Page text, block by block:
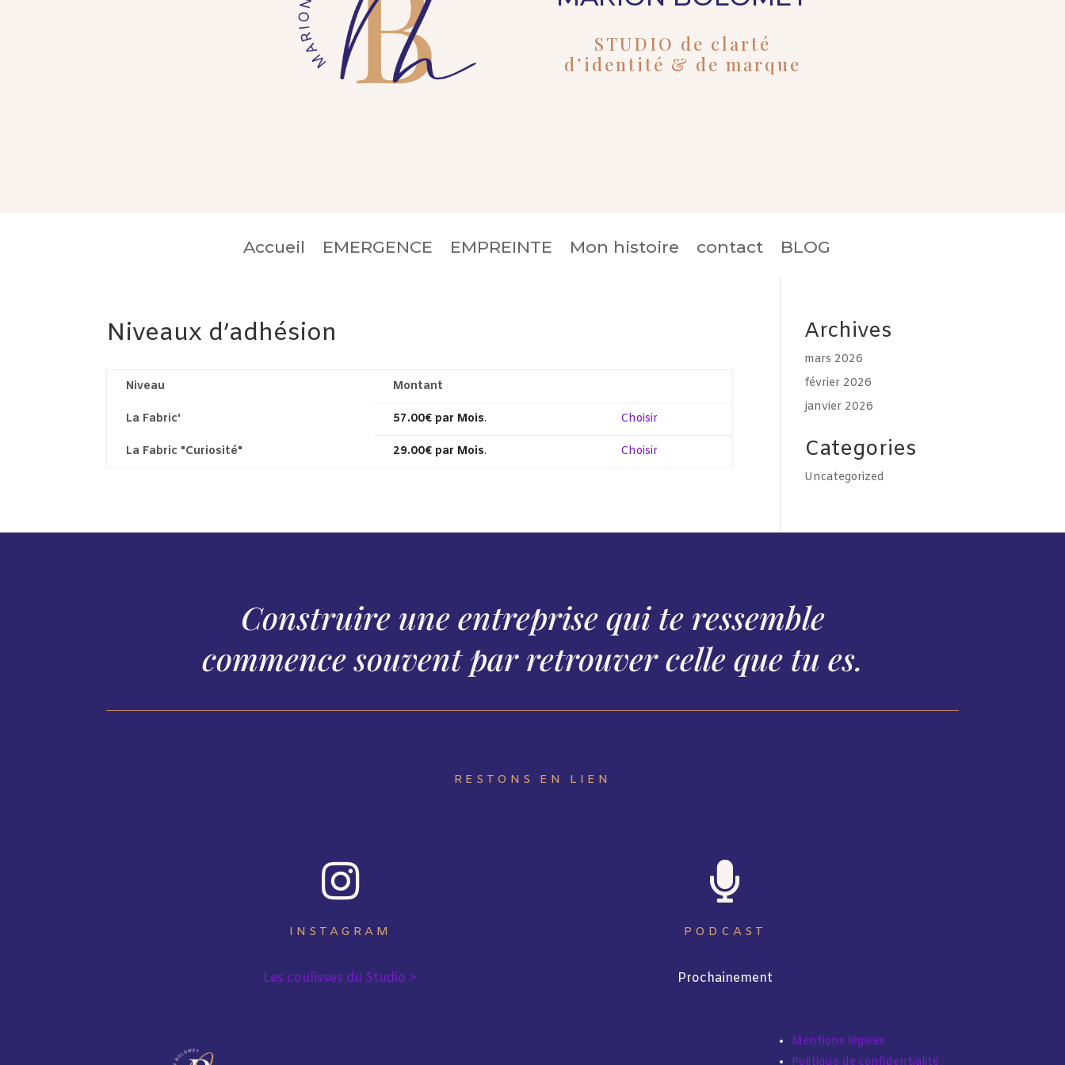
STUDIO de clarté
d’identité & de marque
Accueil EMERGENCE EMPREINTE Mon histoire contact BLOG
Niveaux d’adhésion
Niveau Montant
La Fabric'
57.00€ par Mois. Choisir
La Fabric "Curiosité" 29.00€ par Mois. Choisir
Archives
mars 2026
février 2026
janvier 2026
Categories
Uncategorized
Construire une entreprise qui te ressemble
commence souvent par retrouver celle que tu es.
RESTONS EN LIEN

INSTAGRAM
Les coulisses du Studio >

PODCAST
Prochainement
Mentions légales